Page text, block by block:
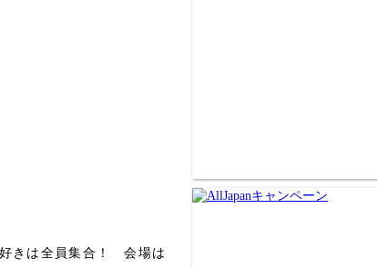
きは全員集合！ 会場は